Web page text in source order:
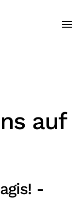
auf
-